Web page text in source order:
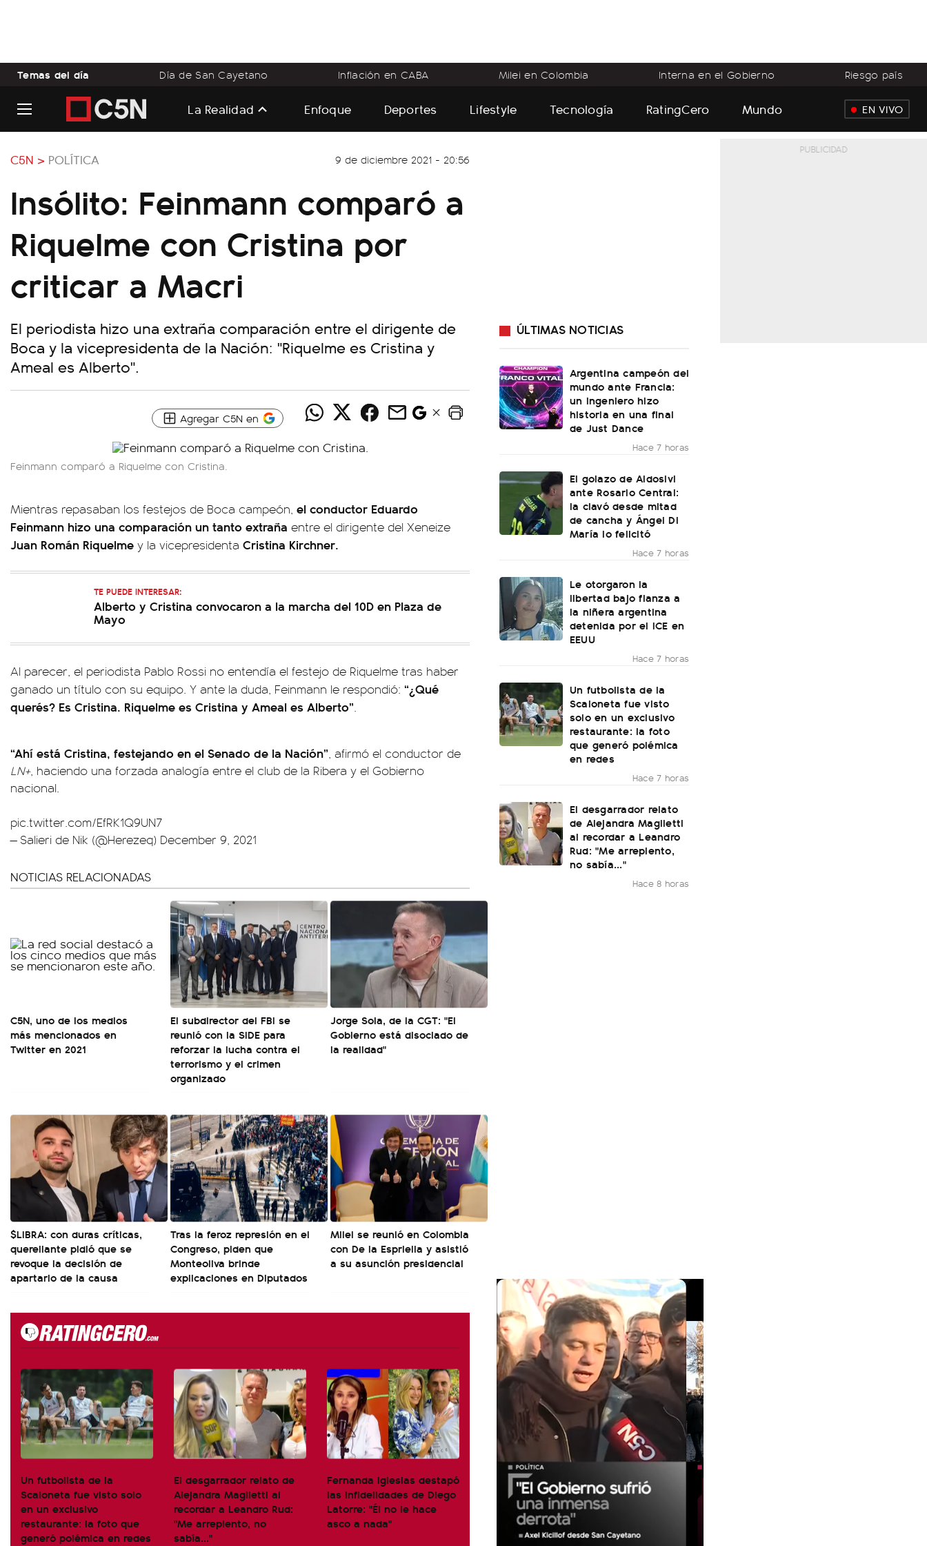
Temas del día Día de San Cayetano Inflación en CABA Milei en Colombia Interna en el Gobierno Riesgo país
La Realidad Enfoque Deportes Lifestyle Tecnología RatingCero Mundo EN VIVO
C5N > POLÍTICA 9 de diciembre 2021 - 20:56
Insólito: Feinmann comparó a
Riquelme con Cristina por
criticar a Macri
El periodista hizo una extraña comparación entre el dirigente de
Boca y la vicepresidenta de la Nación: "Riquelme es Cristina y
Ameal es Alberto".
Agregar C5N en
Feinmann comparó a Riquelme con Cristina.
Mientras repasaban los festejos de Boca campeón, el conductor Eduardo
Feinmann hizo una comparación un tanto extraña entre el dirigente del Xeneize
Juan Román Riquelme y la vicepresidenta Cristina Kirchner.
TE PUEDE INTERESAR:
Alberto y Cristina convocaron a la marcha del 10D en Plaza de
Mayo
Al parecer, el periodista Pablo Rossi no entendía el festejo de Riquelme tras haber
ganado un título con su equipo. Y ante la duda, Feinmann le respondió: “¿Qué
querés? Es Cristina. Riquelme es Cristina y Ameal es Alberto”.
“Ahí está Cristina, festejando en el Senado de la Nación”, afirmó el conductor de
LN+, haciendo una forzada analogía entre el club de la Ribera y el Gobierno
nacional.
pic.twitter.com/EfRK1Q9UN7
— Salieri de Nik (@Herezeq) December 9, 2021
NOTICIAS RELACIONADAS
C5N, uno de los medios
más mencionados en
Twitter en 2021
El subdirector del FBI se
reunió con la SIDE para
reforzar la lucha contra el
terrorismo y el crimen
organizado
Jorge Sola, de la CGT: "El
Gobierno está disociado de
la realidad"
$LIBRA: con duras críticas,
querellante pidió que se
revoque la decisión de
apartarlo de la causa
Tras la feroz represión en el
Congreso, piden que
Monteoliva brinde
explicaciones en Diputados
Milei se reunió en Colombia
con De la Espriella y asistió
a su asunción presidencial
Un futbolista de la
Scaloneta fue visto solo
en un exclusivo
restaurante: la foto que
generó polémica en redes
El desgarrador relato de
Alejandra Maglietti al
recordar a Leandro Rud:
"Me arrepiento, no
sabía..."
Fernanda Iglesias destapó
las infidelidades de Diego
Latorre: "Él no le hace
asco a nada"
ÚLTIMAS NOTICIAS
Argentina campeón del
mundo ante Francia:
un ingeniero hizo
historia en una final
de Just Dance
Hace 7 horas
El golazo de Aldosivi
ante Rosario Central:
la clavó desde mitad
de cancha y Ángel Di
María lo felicitó
Hace 7 horas
Le otorgaron la
libertad bajo fianza a
la niñera argentina
detenida por el ICE en
EEUU
Hace 7 horas
Un futbolista de la
Scaloneta fue visto
solo en un exclusivo
restaurante: la foto
que generó polémica
en redes
Hace 7 horas
El desgarrador relato
de Alejandra Maglietti
al recordar a Leandro
Rud: "Me arrepiento,
no sabía..."
Hace 8 horas